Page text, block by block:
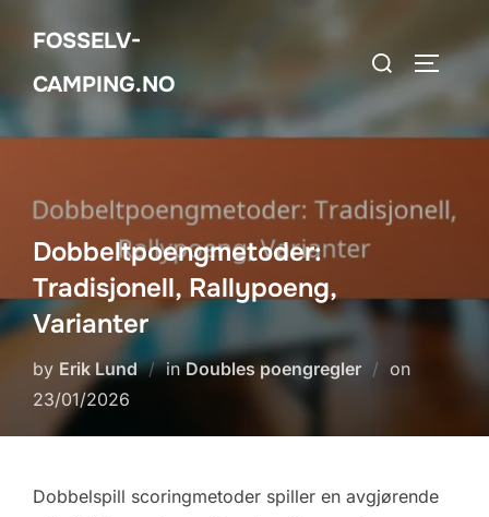
content
FOSSELV-
CAMPING.NO
Search
for:
Dobbeltpoengmetoder:
Tradisjonell, Rallypoeng,
Varianter
by Erik Lund inDoubles poengregler onPosted
23/01/2026
Dobbelspill scoringmetoder spiller en avgjørende